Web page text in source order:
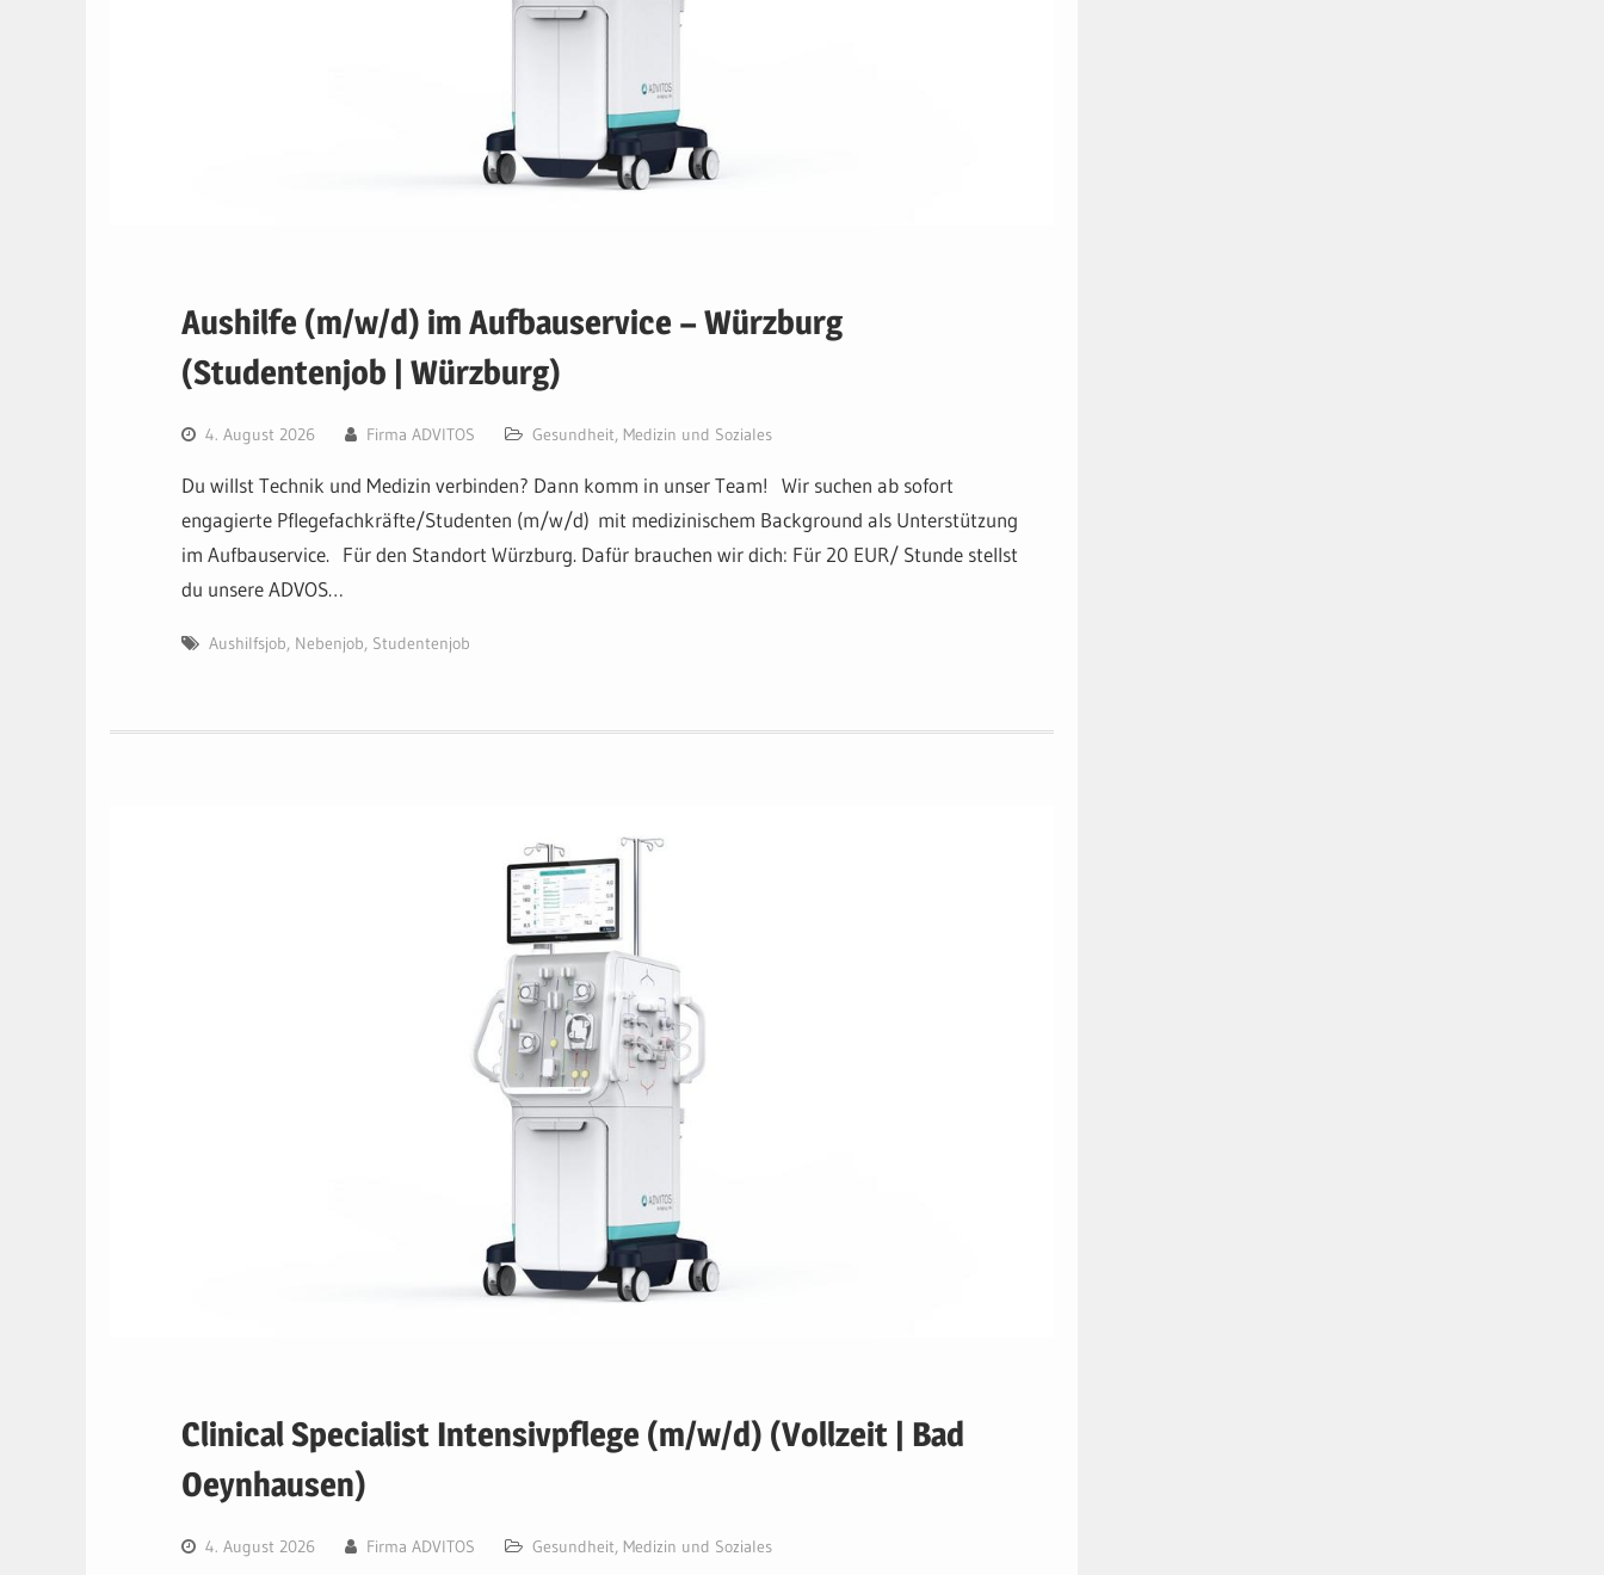
Aushilfe (m/w/d) im Aufbauservice – Würzburg
(Studentenjob | Würzburg)
4. August 2026 Firma ADVITOS Gesundheit, Medizin und Soziales
Du willst Technik und Medizin verbinden? Dann komm in unser Team! Wir suchen ab sofort
engagierte Pflegefachkräfte/Studenten (m/w/d) mit medizinischem Background als Unterstützung
im Aufbauservice. Für den Standort Würzburg. Dafür brauchen wir dich: Für 20 EUR/ Stunde stellst
du unsere ADVOS…
Aushilfsjob, Nebenjob, Studentenjob
Clinical Specialist Intensivpflege (m/w/d) (Vollzeit | Bad
Oeynhausen)
4. August 2026 Firma ADVITOS Gesundheit, Medizin und Soziales